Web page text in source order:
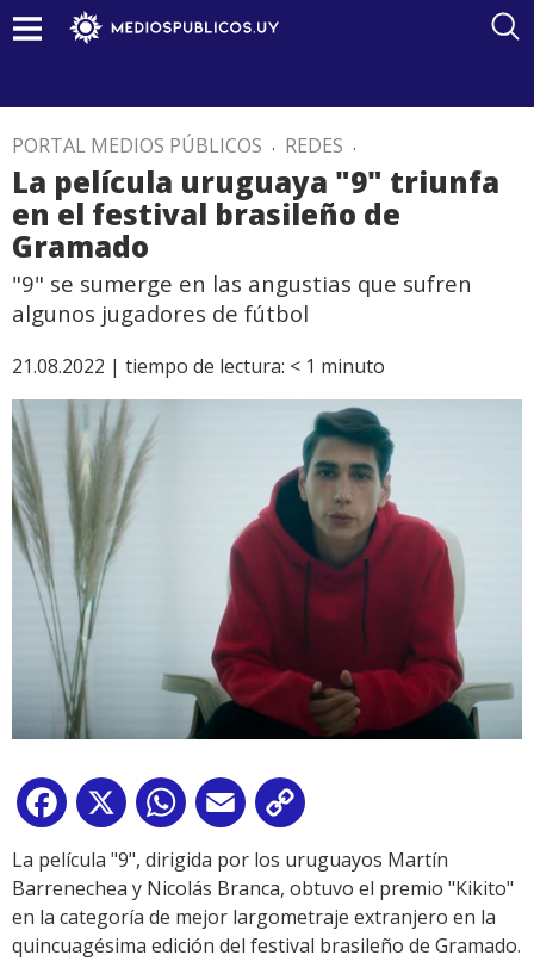
PORTAL MEDIOS PÚBLICOS . REDES .
La película uruguaya "9" triunfa
en el festival brasileño de
Gramado
"9" se sumerge en las angustias que sufren
algunos jugadores de fútbol
21.08.2022 | tiempo de lectura: < 1 minuto
Facebook
X WhatsApp
Email
Link
La película "9", dirigida por los uruguayos Martín
Barrenechea y Nicolás Branca, obtuvo el premio "Kikito"
en la categoría de mejor largometraje extranjero en la
quincuagésima edición del festival brasileño de Gramado.